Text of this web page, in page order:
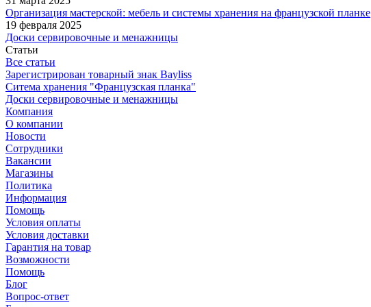
Организация мастерской: мебель и системы хранения на французской планке
19 февраля 2025
Доски сервировочные и менажницы
Статьи
Все статьи
Зарегистрирован товарный знак Bayliss
Ситема хранения "Французская планка"
Доски сервировочные и менажницы
Компания
О компании
Новости
Сотрудники
Вакансии
Магазины
Политика
Информация
Помощь
Условия оплаты
Условия доставки
Гарантия на товар
Возможности
Помощь
Блог
Вопрос-ответ